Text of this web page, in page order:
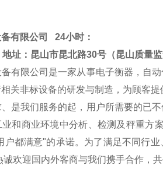
有限公司
24小时：
地址：昆山市昆北路30号（昆山质量监
有限公司是一家从事电子衡器，自
关非标设备的研发与制造，为顾客提
是我们服务的起，用户所需要的已
和商业环境中分析、检测及秤重方
户都满意"的承诺。为了满足不同行
诚欢迎国内外客商与我们携手合作，共